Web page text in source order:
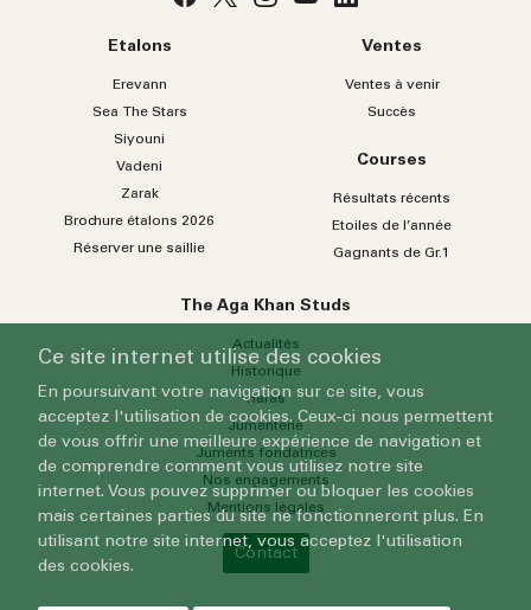
Etalons
Erevann
Sea TheStars
Siyouni
Vadeni
Zarak
Brochure étalons 2026
Réserver une saillie
Ventes
Ventes à venir
Succès
Courses
Résultats récents
Etoiles de l’année
Gagnants de Gr.1
The Aga Khan Studs
Actualités
Historique
Haras
Jumenterie
Juments fondatrices
Nos engagements
Mentions légales
Contact
Ce site internet utilise des cookies
En poursuivant votre navigation sur ce site, vous
acceptez l'utilisation de cookies. Ceux-ci nous permettent
de vous offrir une meilleure expérience de navigation et
de comprendre comment vous utilisez notre site
internet. Vous pouvez supprimer ou bloquer les cookies
mais certaines parties du site ne fonctionneront plus. En
utilisant notre site internet, vous acceptez l'utilisation
des cookies.